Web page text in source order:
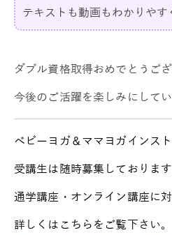
テキストも動画もわかりやす
ダブル資格取得おめでとうござ
今後のご活躍を楽しみにしてい
ベビーヨガ＆ママヨガインス
受講生は随時募集しております
通学講座・オンライン講座に対
詳しくはこちらをご覧下さい。